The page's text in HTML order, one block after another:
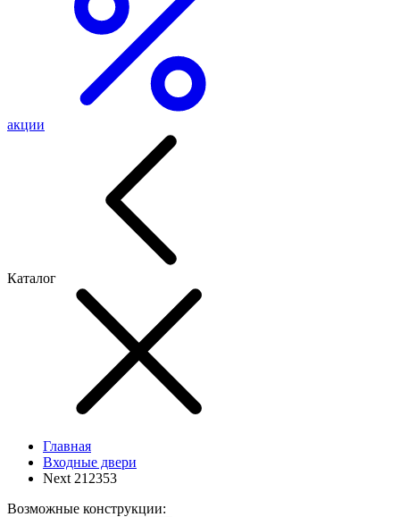
акции
Каталог
Главная
Входные двери
Next 212353
Возможные конструкции: